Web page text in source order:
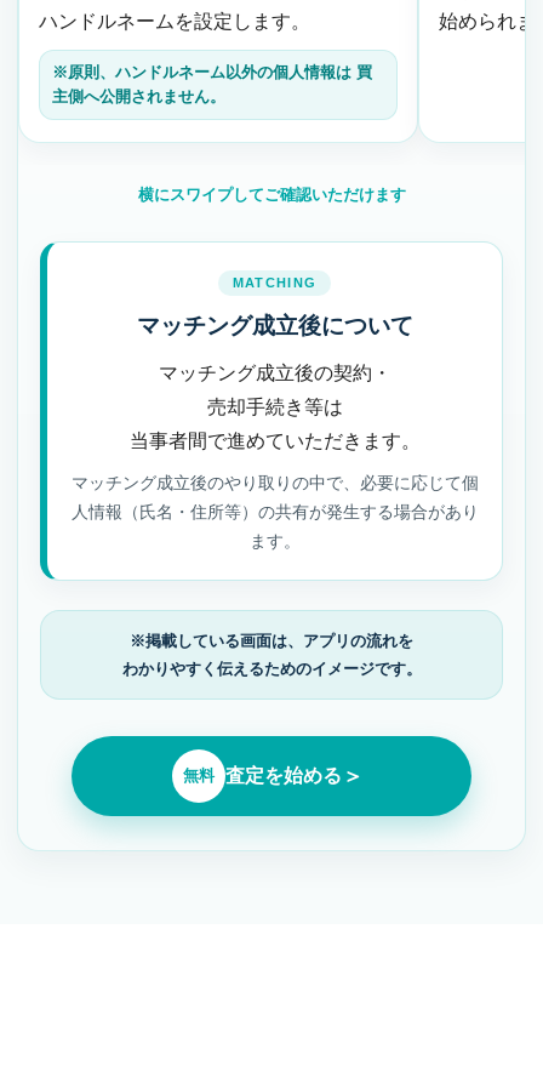
ハンドルネームを設定します。
※原則、ハンドルネーム以外の個人情報は 買
主側へ公開されません。
始められま
横にスワイプしてご確認いただけます
MATCHING
マッチング成立後について
マッチング成立後の契約・
売却手続き等は
当事者間で進めていただきます。
マッチング成立後のやり取りの中で、必要に応じて個
人情報（氏名・住所等）の共有が発生する場合があり
ます。
※掲載している画面は、アプリの流れを
わかりやすく伝えるためのイメージです。
無料 査定を始める ＞